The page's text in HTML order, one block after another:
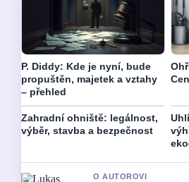
P. Diddy: Kde je nyní, bude
propuštěn, majetek a vztahy
– přehled
Zahradní ohniště: legálnost,
výběr, stavba a bezpečnost
O AUTOROVI